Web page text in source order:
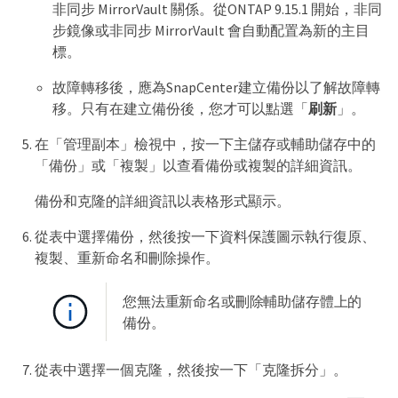
非同步 MirrorVault 關係。從ONTAP 9.15.1 開始，非同
步鏡像或非同步 MirrorVault 會自動配置為新的主目
標。
故障轉移後，應為SnapCenter建立備份以了解故障轉
移。只有在建立備份後，您才可以點選「刷新」。
在「管理副本」檢視中，按一下主儲存或輔助儲存中的
「備份」或「複製」以查看備份或複製的詳細資訊。
備份和克隆的詳細資訊以表格形式顯示。
從表中選擇備份，然後按一下資料保護圖示執行復原、
複製、重新命名和刪除操作。
您無法重新命名或刪除輔助儲存體上的
備份。
從表中選擇一個克隆，然後按一下「克隆拆分」。